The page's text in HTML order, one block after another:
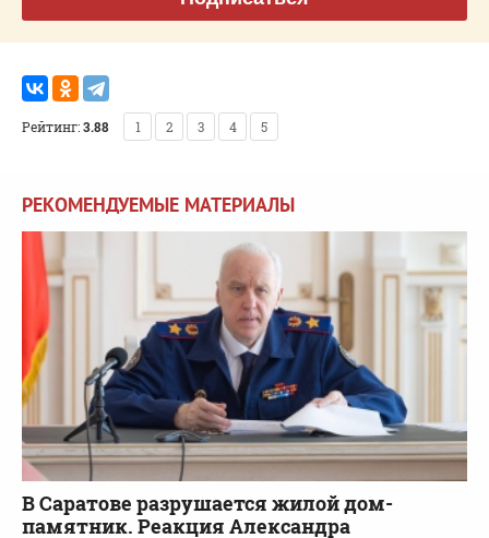
Рейтинг:3.88 1 2 3 4 5
РЕКОМЕНДУЕМЫЕ МАТЕРИАЛЫ
В Саратове разрушается жилой дом-
памятник. Реакция Александра